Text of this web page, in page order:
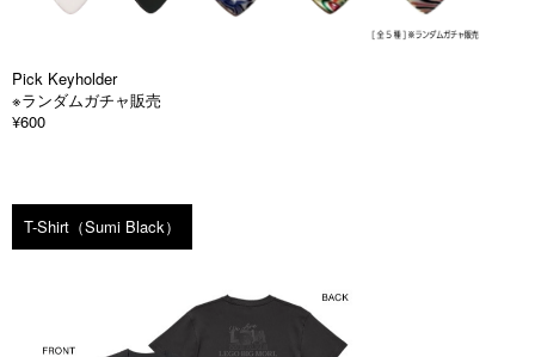
Pick Keyholder
※ランダムガチャ販売
¥600
T-Shirt（Sumi Black）